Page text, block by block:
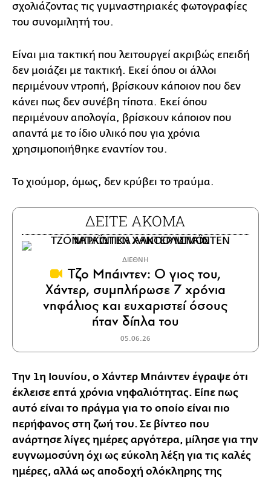
σχολιάζοντας τις γυμναστηριακές φωτογραφίες
του συνομιλητή του.
Είναι μια τακτική που λειτουργεί ακριβώς επειδή
δεν μοιάζει με τακτική. Εκεί όπου οι άλλοι
περιμένουν ντροπή, βρίσκουν κάποιον που δεν
κάνει πως δεν συνέβη τίποτα. Εκεί όπου
περιμένουν απολογία, βρίσκουν κάποιον που
απαντά με το ίδιο υλικό που για χρόνια
χρησιμοποιήθηκε εναντίον του.
Το χιούμορ, όμως, δεν κρύβει το τραύμα.
ΔΕΙΤΕ ΑΚΟΜΑ
ΔΙΕΘΝΗ
Τζο Μπάιντεν: Ο γιος του,
Χάντερ, συμπλήρωσε 7 χρόνια
νηφάλιος και ευχαριστεί όσους
ήταν δίπλα του
05.06.26
Την 1η Ιουνίου, ο Χάντερ Μπάιντεν έγραψε ότι
έκλεισε επτά χρόνια νηφαλιότητας. Είπε πως
αυτό είναι το πράγμα για το οποίο είναι πιο
περήφανος στη ζωή του. Σε βίντεο που
ανάρτησε λίγες ημέρες αργότερα, μίλησε για την
ευγνωμοσύνη όχι ως εύκολη λέξη για τις καλές
ημέρες, αλλά ως αποδοχή ολόκληρης της